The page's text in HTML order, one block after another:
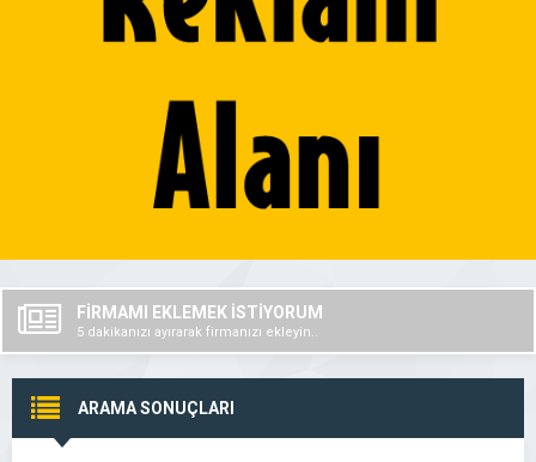
FİRMAMI EKLEMEK İSTİYORUM
5 dakikanızı ayırarak firmanızı ekleyin..
ARAMA SONUÇLARI